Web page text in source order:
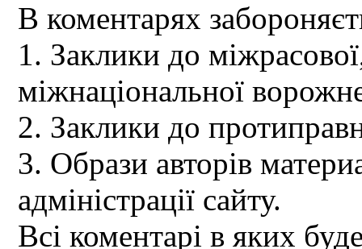
В коментарях
1. Заклики до
міжнаціональної
2. Заклики до
3. Образи авторів
адміністрації сайту.
Всі коментарі в яких